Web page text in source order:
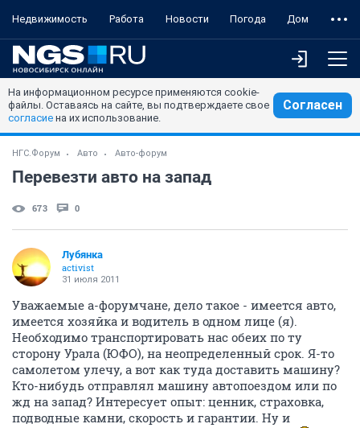
Недвижимость Работа Новости Погода Дом
На информационном ресурсе применяются cookie-
файлы. Оставаясь на сайте, вы подтверждаете свое
согласие на их использование.
Согласен
НГС.Форум Авто Авто-форум
Перевезти авто на запад
673 0
Лубянка
activist
31 июля 2011
Уважаемые а-форумчане, дело такое - имеется авто,
имеется хозяйка и водитель в одном лице (я).
Необходимо транспортировать нас обеих по ту
сторону Урала (ЮФО), на неопределенный срок. Я-то
самолетом улечу, а вот как туда доставить машину?
Кто-нибудь отправлял машину автопоездом или по
жд на запад? Интересует опыт: ценник, страховка,
подводные камни, скорость и гарантии. Ну и